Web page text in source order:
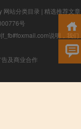
网站分类目录 | 精选推荐文章
号
说明，我们
及商业合作